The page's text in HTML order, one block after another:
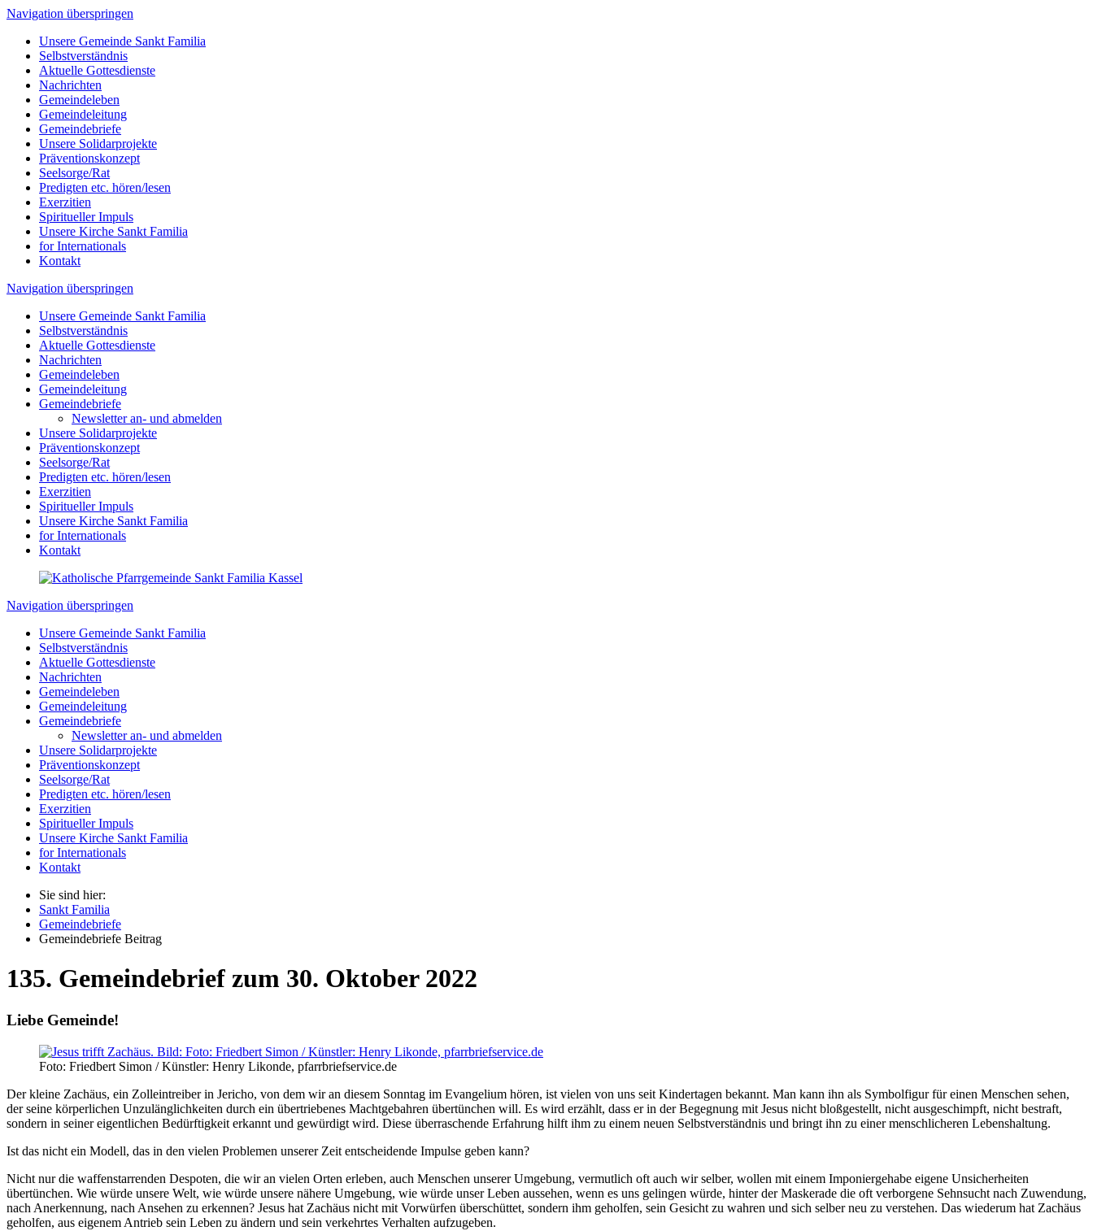
Navigation überspringen
Unsere Gemeinde Sankt Familia
Selbstverständnis
Aktuelle Gottesdienste
Nachrichten
Gemeindeleben
Gemeindeleitung
Gemeindebriefe
Unsere Solidarprojekte
Präventionskonzept
Seelsorge/Rat
Predigten etc. hören/lesen
Exerzitien
Spiritueller Impuls
Unsere Kirche Sankt Familia
for Internationals
Kontakt
Navigation überspringen
Unsere Gemeinde Sankt Familia
Selbstverständnis
Aktuelle Gottesdienste
Nachrichten
Gemeindeleben
Gemeindeleitung
Gemeindebriefe
Newsletter an- und abmelden
Unsere Solidarprojekte
Präventionskonzept
Seelsorge/Rat
Predigten etc. hören/lesen
Exerzitien
Spiritueller Impuls
Unsere Kirche Sankt Familia
for Internationals
Kontakt
Navigation überspringen
Unsere Gemeinde Sankt Familia
Selbstverständnis
Aktuelle Gottesdienste
Nachrichten
Gemeindeleben
Gemeindeleitung
Gemeindebriefe
Newsletter an- und abmelden
Unsere Solidarprojekte
Präventionskonzept
Seelsorge/Rat
Predigten etc. hören/lesen
Exerzitien
Spiritueller Impuls
Unsere Kirche Sankt Familia
for Internationals
Kontakt
Sie sind hier:
Sankt Familia
Gemeindebriefe
Gemeindebriefe Beitrag
135. Gemeindebrief zum 30. Oktober 2022
Liebe Gemeinde!
Foto: Friedbert Simon / Künstler: Henry Likonde, pfarrbriefservice.de
Der kleine Zachäus, ein Zolleintreiber in Jericho, von dem wir an diesem Sonntag im Evangelium hören, ist vielen von uns seit Kindertagen bekannt. Man kann ihn als Symbolfigur für einen Menschen sehen,
der seine körperlichen Unzulänglichkeiten durch ein übertriebenes Machtgebahren übertünchen will. Es wird erzählt, dass er in der Begegnung mit Jesus nicht bloßgestellt, nicht ausgeschimpft, nicht bestraft,
sondern in seiner eigentlichen Bedürftigkeit erkannt und gewürdigt wird. Diese überraschende Erfahrung hilft ihm zu einem neuen Selbstverständnis und bringt ihn zu einer menschlicheren Lebenshaltung.
Ist das nicht ein Modell, das in den vielen Problemen unserer Zeit entscheidende Impulse geben kann?
Nicht nur die waffenstarrenden Despoten, die wir an vielen Orten erleben, auch Menschen unserer Umgebung, vermutlich oft auch wir selber, wollen mit einem Imponiergehabe eigene Unsicherheiten
übertünchen. Wie würde unsere Welt, wie würde unsere nähere Umgebung, wie würde unser Leben aussehen, wenn es uns gelingen würde, hinter der Maskerade die oft verborgene Sehnsucht nach Zuwendung,
nach Anerkennung, nach Ansehen zu erkennen? Jesus hat Zachäus nicht mit Vorwürfen überschüttet, sondern ihm geholfen, sein Gesicht zu wahren und sich selber neu zu verstehen. Das wiederum hat Zachäus
geholfen, aus eigenem Antrieb sein Leben zu ändern und sein verkehrtes Verhalten aufzugeben.